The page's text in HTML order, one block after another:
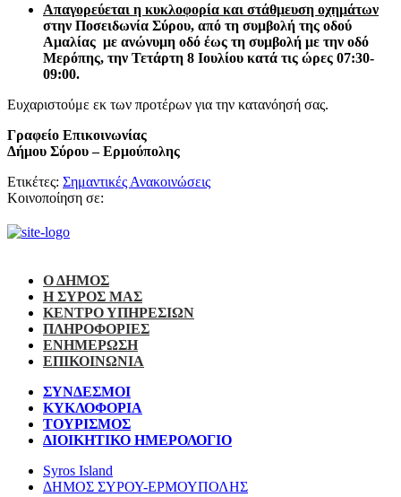
Απαγορεύεται η κυκλοφορία και στάθμευση οχημάτων
στην Ποσειδωνία Σύρου, από τη συμβολή της οδού
Αμαλίας με ανώνυμη οδό έως τη συμβολή με την οδό
Μερόπης, την Τετάρτη 8 Ιουλίου κατά τις ώρες 07:30-
09:00.
Ευχαριστούμε εκ των προτέρων για την κατανόησή σας.
Γραφείο Επικοινωνίας
Δήμου Σύρου – Ερμούπολης
Ετικέτες: Σημαντικές Ανακοινώσεις
Κοινοποίηση σε:
Ο ΔΗΜΟΣ
Η ΣΥΡΟΣ ΜΑΣ
ΚΕΝΤΡΟ ΥΠΗΡΕΣΙΩΝ
ΠΛΗΡΟΦΟΡΙΕΣ
ΕΝΗΜΕΡΩΣΗ
ΕΠΙΚΟΙΝΩΝΙΑ
ΣΥΝΔΕΣΜΟΙ
ΚΥΚΛΟΦΟΡΙΑ
ΤΟΥΡΙΣΜΟΣ
ΔΙΟΙΚΗΤΙΚΟ ΗΜΕΡΟΛΟΓΙΟ
Syros Island
ΔΗΜΟΣ ΣΥΡΟΥ-ΕΡΜΟΥΠΟΛΗΣ